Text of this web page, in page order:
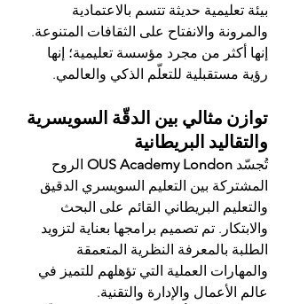
بيئة تعليمية حديثة تتسم بالاعتمادية
والمرونة والانفتاح على الثقافات المتنوعة.
إنها أكثر من مجرد مؤسسة تعليمية؛ إنها
رؤية مستقبلية للتعلّم الذكي والعالمي.
توازن مثالي بين الدقّة السويسرية
والتقاليد البريطانية
تُجسّد OUS Academy London الروح
المشتركة بين التعليم السويسري الدقيق
والتعليم البريطاني القائم على البحث
والابتكار. تم تصميم برامجها بعناية لتزويد
الطلبة بالمعرفة النظرية المتعمقة
والمهارات العملية التي تؤهلهم للتميز في
عالم الأعمال والإدارة والتقنية.